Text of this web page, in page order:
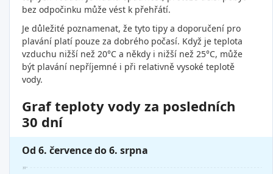
bez odpočinku může vést k přehřátí.
Je důležité poznamenat, že tyto tipy a doporučení pro
plavání platí pouze za dobrého počasí. Když je teplota
vzduchu nižší než 20°C a někdy i nižší než 25°C, může
být plavání nepříjemné i při relativně vysoké teplotě
vody.
Graf teploty vody za posledních
30 dní
Od 6. července do 6. srpna
31°